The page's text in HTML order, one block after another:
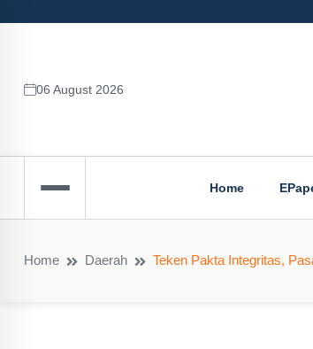
06 August 2026
Home
Home Daerah Teken Pakta Integritas,